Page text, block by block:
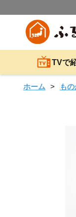
TVで
ホーム も